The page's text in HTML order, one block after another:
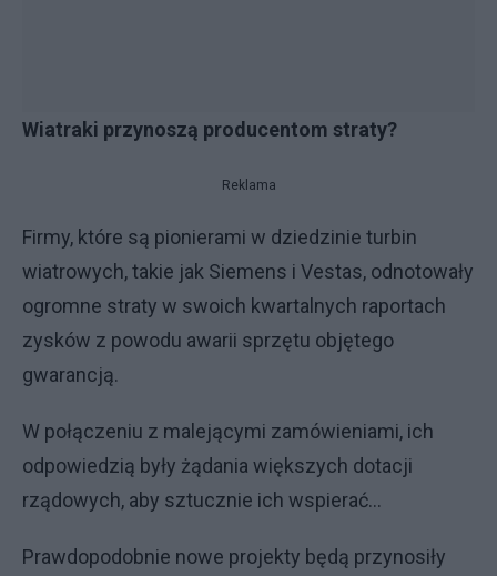
Wiatraki przynoszą producentom straty?
Reklama
Firmy, które są pionierami w dziedzinie turbin
wiatrowych, takie jak Siemens i Vestas, odnotowały
ogromne straty w swoich kwartalnych raportach
zysków z powodu awarii sprzętu objętego
gwarancją.
W połączeniu z malejącymi zamówieniami, ich
odpowiedzią były żądania większych dotacji
rządowych, aby sztucznie ich wspierać...
Prawdopodobnie nowe projekty będą przynosiły